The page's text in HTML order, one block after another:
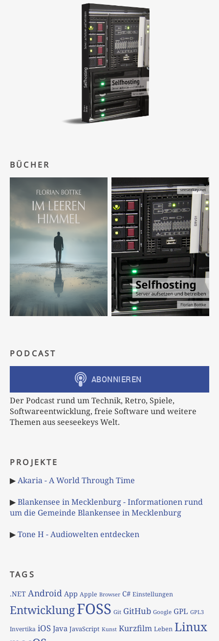
BÜCHER
PODCAST
Der Podcast rund um Technik, Retro, Spiele,
Softwareentwicklung, freie Software und weitere
Themen aus seeseekeys Welt.
PROJEKTE
▶Akaria - A World Through Time
▶Blankensee in Mecklenburg - Informationen rund
um die Gemeinde Blankensee in Mecklenburg
▶Tone H - Audiowelten entdecken
TAGS
.NET Android App Apple Browser C# Einstellungen
EntwicklungFOSS Git GitHub Google GPL GPL3
Invertika iOS Java JavaScript Kunst Kurzfilm Leben Linux